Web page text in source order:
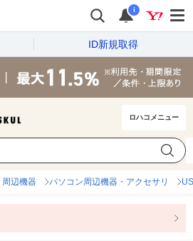
i
ID新規取得
ロハコメニュー
辺機器 パソコン周辺機器・アクセサリ